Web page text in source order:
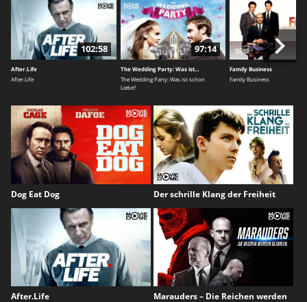
102:58
After.Life
After.Life
97:14
The Wedding Party: Was ist…
The Wedding Party: Was ist schon
Liebe?
Family Business
Family Business
Dog Eat Dog Der schrille Klang der Freiheit
After.Life
Marauders – Die Reichen werden